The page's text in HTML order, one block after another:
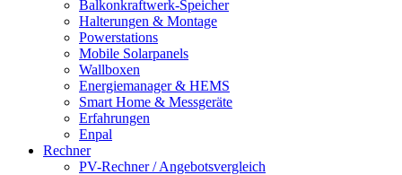
Balkonkraftwerk-Speicher
Halterungen & Montage
Powerstations
Mobile Solarpanels
Wallboxen
Energiemanager & HEMS
Smart Home & Messgeräte
Erfahrungen
Enpal
Rechner
PV-Rechner / Angebotsvergleich